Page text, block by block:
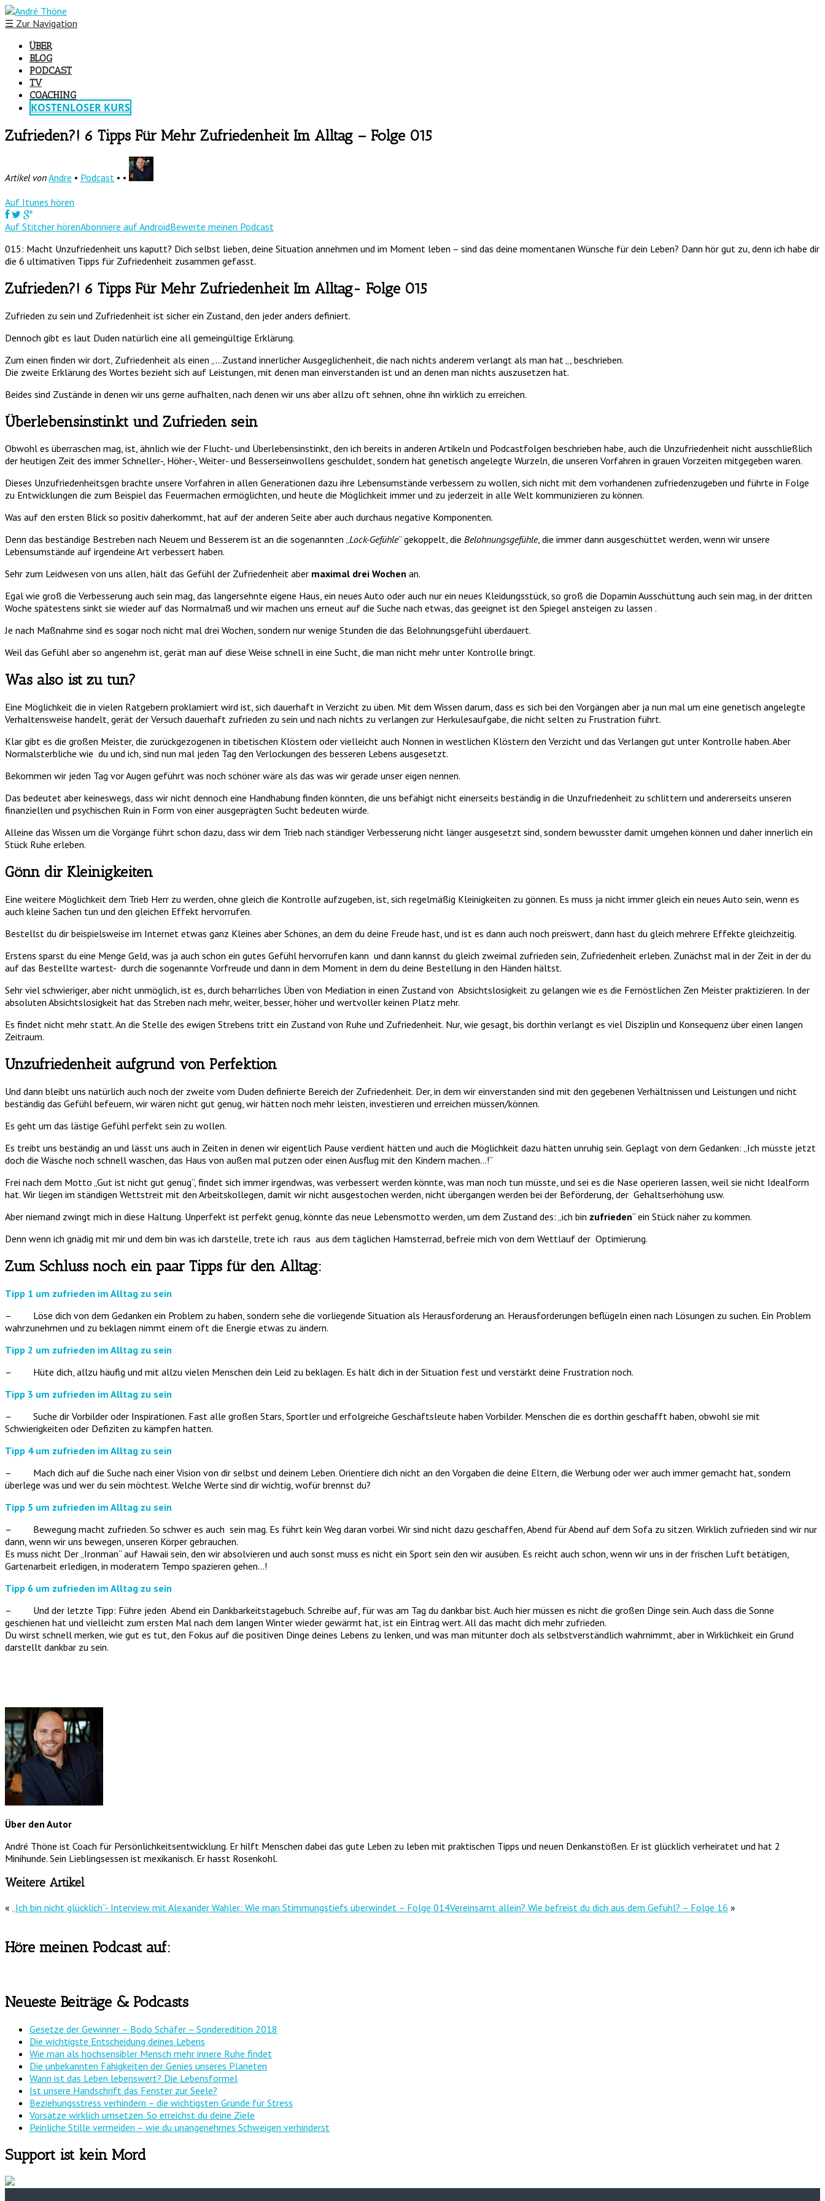
☰ Zur Navigation
ÜBER
BLOG
PODCAST
TV
COACHING
KOSTENLOSER KURS
Zufrieden?! 6 Tipps Für Mehr Zufriedenheit Im Alltag – Folge 015
Artikel vonAndre • Podcast • •
Auf Itunes hören
Auf Stitcher hörenAbonniere auf AndroidBewerte meinen Podcast
015: Macht Unzufriedenheit uns kaputt? Dich selbst lieben, deine Situation annehmen und im Moment leben – sind das deine momentanen Wünsche für dein Leben? Dann hör gut zu, denn ich habe dir
die 6 ultimativen Tipps für Zufriedenheit zusammen gefasst.
Zufrieden?! 6 Tipps Für Mehr Zufriedenheit Im Alltag- Folge 015
Zufrieden zu sein und Zufriedenheit ist sicher ein Zustand, den jeder anders definiert.
Dennoch gibt es laut Duden natürlich eine all gemeingültige Erklärung.
Zum einen finden wir dort, Zufriedenheit als einen „…Zustand innerlicher Ausgeglichenheit, die nach nichts anderem verlangt als man hat „, beschrieben.
Die zweite Erklärung des Wortes bezieht sich auf Leistungen, mit denen man einverstanden ist und an denen man nichts auszusetzen hat.
Beides sind Zustände in denen wir uns gerne aufhalten, nach denen wir uns aber allzu oft sehnen, ohne ihn wirklich zu erreichen.
Überlebensinstinkt und Zufrieden sein
Obwohl es überraschen mag, ist, ähnlich wie der Flucht- und Überlebensinstinkt, den ich bereits in anderen Artikeln und Podcastfolgen beschrieben habe, auch die Unzufriedenheit nicht ausschließlich
der heutigen Zeit des immer Schneller-, Höher-, Weiter- und Besserseinwollens geschuldet, sondern hat genetisch angelegte Wurzeln, die unseren Vorfahren in grauen Vorzeiten mitgegeben waren.
Dieses Unzufriedenheitsgen brachte unsere Vorfahren in allen Generationen dazu ihre Lebensumstände verbessern zu wollen, sich nicht mit dem vorhandenen zufriedenzugeben und führte in Folge
zu Entwicklungen die zum Beispiel das Feuermachen ermöglichten, und heute die Möglichkeit immer und zu jederzeit in alle Welt kommunizieren zu können.
Was auf den ersten Blick so positiv daherkommt, hat auf der anderen Seite aber auch durchaus negative Komponenten.
Denn das beständige Bestreben nach Neuem und Besserem ist an die sogenannten „Lock-Gefühle“ gekoppelt, die Belohnungsgefühle, die immer dann ausgeschüttet werden, wenn wir unsere
Lebensumstände auf irgendeine Art verbessert haben.
Sehr zum Leidwesen von uns allen, hält das Gefühl der Zufriedenheit aber maximal drei Wochen an.
Egal wie groß die Verbesserung auch sein mag, das langersehnte eigene Haus, ein neues Auto oder auch nur ein neues Kleidungsstück, so groß die Dopamin Ausschüttung auch sein mag, in der dritten
Woche spätestens sinkt sie wieder auf das Normalmaß und wir machen uns erneut auf die Suche nach etwas, das geeignet ist den Spiegel ansteigen zu lassen .
Je nach Maßnahme sind es sogar noch nicht mal drei Wochen, sondern nur wenige Stunden die das Belohnungsgefühl überdauert.
Weil das Gefühl aber so angenehm ist, gerät man auf diese Weise schnell in eine Sucht, die man nicht mehr unter Kontrolle bringt.
Was also ist zu tun?
Eine Möglichkeit die in vielen Ratgebern proklamiert wird ist, sich dauerhaft in Verzicht zu üben. Mit dem Wissen darum, dass es sich bei den Vorgängen aber ja nun mal um eine genetisch angelegte
Verhaltensweise handelt, gerät der Versuch dauerhaft zufrieden zu sein und nach nichts zu verlangen zur Herkulesaufgabe, die nicht selten zu Frustration führt.
Klar gibt es die großen Meister, die zurückgezogenen in tibetischen Klöstern oder vielleicht auch Nonnen in westlichen Klöstern den Verzicht und das Verlangen gut unter Kontrolle haben. Aber
Normalsterbliche wie du und ich, sind nun mal jeden Tag den Verlockungen des besseren Lebens ausgesetzt.
Bekommen wir jeden Tag vor Augen geführt was noch schöner wäre als das was wir gerade unser eigen nennen.
Das bedeutet aber keineswegs, dass wir nicht dennoch eine Handhabung finden könnten, die uns befähigt nicht einerseits beständig in die Unzufriedenheit zu schlittern und andererseits unseren
finanziellen und psychischen Ruin in Form von einer ausgeprägten Sucht bedeuten würde.
Alleine das Wissen um die Vorgänge führt schon dazu, dass wir dem Trieb nach ständiger Verbesserung nicht länger ausgesetzt sind, sondern bewusster damit umgehen können und daher innerlich ein
Stück Ruhe erleben.
Gönn dir Kleinigkeiten
Eine weitere Möglichkeit dem Trieb Herr zu werden, ohne gleich die Kontrolle aufzugeben, ist, sich regelmäßig Kleinigkeiten zu gönnen. Es muss ja nicht immer gleich ein neues Auto sein, wenn es
auch kleine Sachen tun und den gleichen Effekt hervorrufen.
Bestellst du dir beispielsweise im Internet etwas ganz Kleines aber Schönes, an dem du deine Freude hast, und ist es dann auch noch preiswert, dann hast du gleich mehrere Effekte gleichzeitig.
Erstens sparst du eine Menge Geld, was ja auch schon ein gutes Gefühl hervorrufen kann und dann kannst du gleich zweimal zufrieden sein, Zufriedenheit erleben. Zunächst mal in der Zeit in der du
auf das Bestellte wartest- durch die sogenannte Vorfreude und dann in dem Moment in dem du deine Bestellung in den Händen hältst.
Sehr viel schwieriger, aber nicht unmöglich, ist es, durch beharrliches Üben von Mediation in einen Zustand von Absichtslosigkeit zu gelangen wie es die Fernöstlichen Zen Meister praktizieren. In der
absoluten Absichtslosigkeit hat das Streben nach mehr, weiter, besser, höher und wertvoller keinen Platz mehr.
Es findet nicht mehr statt. An die Stelle des ewigen Strebens tritt ein Zustand von Ruhe und Zufriedenheit. Nur, wie gesagt, bis dorthin verlangt es viel Disziplin und Konsequenz über einen langen
Zeitraum.
Unzufriedenheit aufgrund von Perfektion
Und dann bleibt uns natürlich auch noch der zweite vom Duden definierte Bereich der Zufriedenheit. Der, in dem wir einverstanden sind mit den gegebenen Verhältnissen und Leistungen und nicht
beständig das Gefühl befeuern, wir wären nicht gut genug, wir hätten noch mehr leisten, investieren und erreichen müssen/können.
Es geht um das lästige Gefühl perfekt sein zu wollen.
Es treibt uns beständig an und lässt uns auch in Zeiten in denen wir eigentlich Pause verdient hätten und auch die Möglichkeit dazu hätten unruhig sein. Geplagt von dem Gedanken: „Ich müsste jetzt
doch die Wäsche noch schnell waschen, das Haus von außen mal putzen oder einen Ausflug mit den Kindern machen…!“
Frei nach dem Motto „Gut ist nicht gut genug“, findet sich immer irgendwas, was verbessert werden könnte, was man noch tun müsste, und sei es die Nase operieren lassen, weil sie nicht Idealform
hat. Wir liegen im ständigen Wettstreit mit den Arbeitskollegen, damit wir nicht ausgestochen werden, nicht übergangen werden bei der Beförderung, der Gehaltserhöhung usw.
Aber niemand zwingt mich in diese Haltung. Unperfekt ist perfekt genug, könnte das neue Lebensmotto werden, um dem Zustand des: „ich bin zufrieden“ ein Stück näher zu kommen.
Denn wenn ich gnädig mit mir und dem bin was ich darstelle, trete ich raus aus dem täglichen Hamsterrad, befreie mich von dem Wettlauf der Optimierung.
Zum Schluss noch ein paar Tipps für den Alltag:
Tipp 1 um zufrieden im Alltag zu sein
– Löse dich von dem Gedanken ein Problem zu haben, sondern sehe die vorliegende Situation als Herausforderung an. Herausforderungen beflügeln einen nach Lösungen zu suchen. Ein Problem
wahrzunehmen und zu beklagen nimmt einem oft die Energie etwas zu ändern.
Tipp 2 um zufrieden im Alltag zu sein
– Hüte dich, allzu häufig und mit allzu vielen Menschen dein Leid zu beklagen. Es hält dich in der Situation fest und verstärkt deine Frustration noch.
Tipp 3 um zufrieden im Alltag zu sein
– Suche dir Vorbilder oder Inspirationen. Fast alle großen Stars, Sportler und erfolgreiche Geschäftsleute haben Vorbilder. Menschen die es dorthin geschafft haben, obwohl sie mit
Schwierigkeiten oder Defiziten zu kämpfen hatten.
Tipp 4 um zufrieden im Alltag zu sein
– Mach dich auf die Suche nach einer Vision von dir selbst und deinem Leben. Orientiere dich nicht an den Vorgaben die deine Eltern, die Werbung oder wer auch immer gemacht hat, sondern
überlege was und wer du sein möchtest. Welche Werte sind dir wichtig, wofür brennst du?
Tipp 5 um zufrieden im Alltag zu sein
– Bewegung macht zufrieden. So schwer es auch sein mag. Es führt kein Weg daran vorbei. Wir sind nicht dazu geschaffen, Abend für Abend auf dem Sofa zu sitzen. Wirklich zufrieden sind wir nur
dann, wenn wir uns bewegen, unseren Körper gebrauchen.
Es muss nicht Der „Ironman“ auf Hawaii sein, den wir absolvieren und auch sonst muss es nicht ein Sport sein den wir ausüben. Es reicht auch schon, wenn wir uns in der frischen Luft betätigen,
Gartenarbeit erledigen, in moderatem Tempo spazieren gehen…!
Tipp 6 um zufrieden im Alltag zu sein
– Und der letzte Tipp: Führe jeden Abend ein Dankbarkeitstagebuch. Schreibe auf, für was am Tag du dankbar bist. Auch hier müssen es nicht die großen Dinge sein. Auch dass die Sonne
geschienen hat und vielleicht zum ersten Mal nach dem langen Winter wieder gewärmt hat, ist ein Eintrag wert. All das macht dich mehr zufrieden.
Du wirst schnell merken, wie gut es tut, den Fokus auf die positiven Dinge deines Lebens zu lenken, und was man mitunter doch als selbstverständlich wahrnimmt, aber in Wirklichkeit ein Grund
darstellt dankbar zu sein.
Über den Autor
André Thöne ist Coach für Persönlichkeitsentwicklung. Er hilft Menschen dabei das gute Leben zu leben mit praktischen Tipps und neuen Denkanstößen. Er ist glücklich verheiratet und hat 2
Minihunde. Sein Lieblingsessen ist mexikanisch. Er hasst Rosenkohl.
Weitere Artikel
« „Ich bin nicht glücklich“- Interview mit Alexander Wahler: Wie man Stimmungstiefs überwindet – Folge 014Vereinsamt allein? Wie befreist du dich aus dem Gefühl? – Folge 16 »
Höre meinen Podcast auf:
Neueste Beiträge & Podcasts
Gesetze der Gewinner – Bodo Schäfer – Sonderedition 2018
Die wichtigste Entscheidung deines Lebens
Wie man als hochsensibler Mensch mehr innere Ruhe findet
Die unbekannten Fähigkeiten der Genies unseres Planeten
Wann ist das Leben lebenswert? Die Lebensformel
Ist unsere Handschrift das Fenster zur Seele?
Beziehungsstress verhindern – die wichtigsten Gründe für Stress
Vorsätze wirklich umsetzen. So erreichst du deine Ziele
Peinliche Stille vermeiden – wie du unangenehmes Schweigen verhinderst
Support ist kein Mord